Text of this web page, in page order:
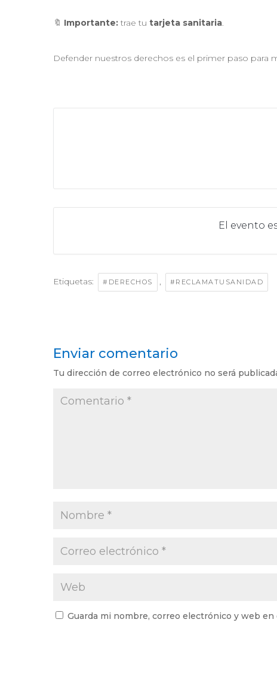
🔖 Importante: trae tu tarjeta sanitaria
Defender nuestros derechos es el primer paso para
El evento
Etiquetas: #DERECHOS #RECLAMATUSANIDAD
Enviar comentario
Tu dirección de correo electrónico no será
Guarda mi nombre, correo electrónico y web